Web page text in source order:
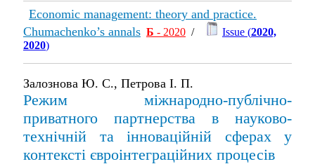
Economic management: theory and practice.
Chumachenko’s annals Б - 2020 / Issue (2020,
2020)
Залознова Ю. С., Петрова І. П.
Режим міжнародно-публічно-
приватного партнерства в науково-
технічній та інноваційній сферах у
контексті євроінтеграційних процесів